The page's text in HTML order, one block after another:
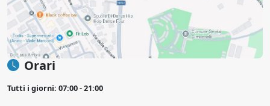
Orari
Tutti i giorni: 07:00 - 21:00